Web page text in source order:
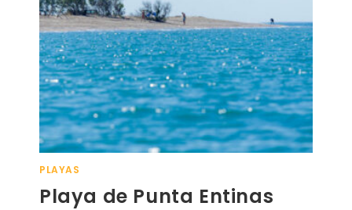
PLAYAS
Playa de Punta Entinas